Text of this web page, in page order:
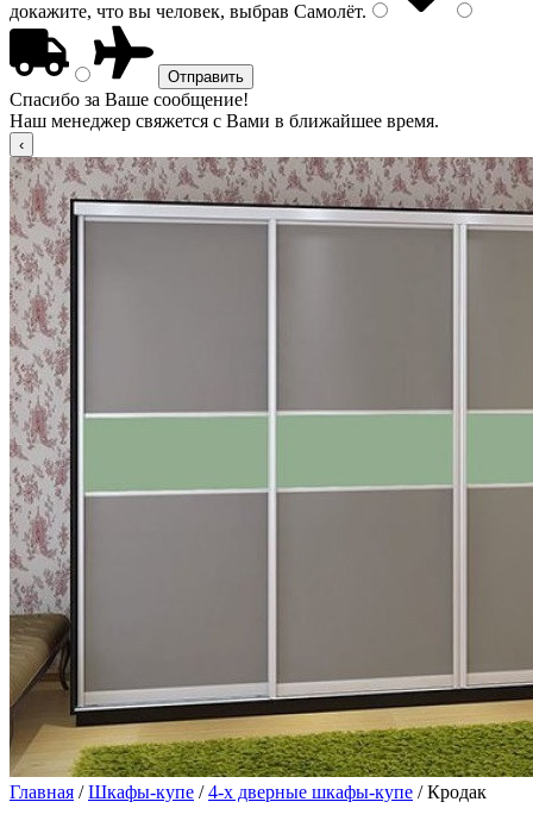
докажите, что вы человек, выбрав Самолёт.
Спасибо за Ваше сообщение!
Наш менеджер свяжется с Вами в ближайшее время.
Главная /Шкафы-купе /4-х дверные шкафы-купе / Кродак